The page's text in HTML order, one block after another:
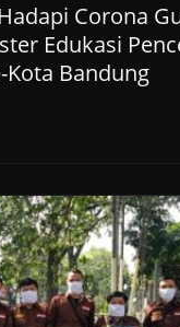
Corona
Edukasi
Kota Bandung